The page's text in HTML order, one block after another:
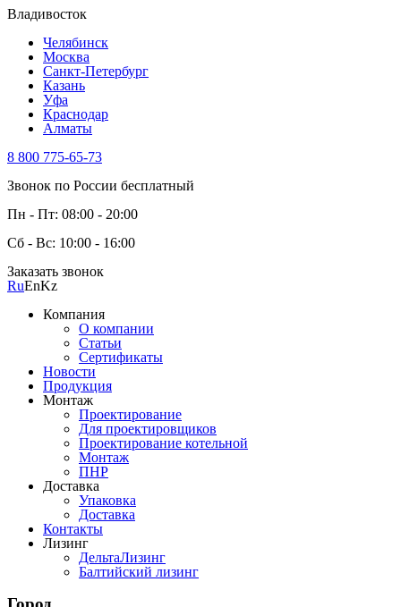
Владивосток
Челябинск
Москва
Санкт-Петербург
Казань
Уфа
Краснодар
Алматы
8 800 775-65-73
Звонок по России бесплатный
Пн - Пт: 08:00 - 20:00
Сб - Вс: 10:00 - 16:00
Заказать звонок
RuEnKz
Компания
О компании
Статьи
Сертификаты
Новости
Продукция
Монтаж
Проектирование
Для проектировщиков
Проектирование котельной
Монтаж
ПНР
Доставка
Упаковка
Доставка
Контакты
Лизинг
ДельтаЛизинг
Балтийский лизинг